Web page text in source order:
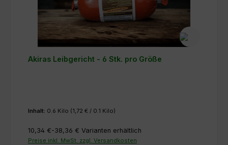
Akiras Leibgericht - 6 Stk. pro Größe
Inhalt: 0.6 Kilo (1,72 € / 0.1 Kilo)
10,34 €-38,36 € Varianten erhältlich
Preise inkl. MwSt. zzgl. Versandkosten